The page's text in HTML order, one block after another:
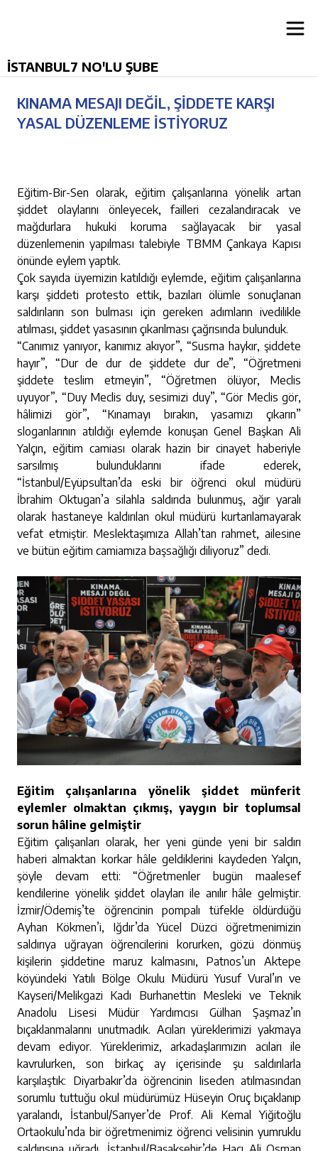
İSTANBUL7 NO'LU ŞUBE
KINAMA MESAJI DEĞİL, ŞİDDETE KARŞI
YASAL DÜZENLEME İSTİYORUZ
Eğitim-Bir-Sen olarak, eğitim çalışanlarına yönelik artan
şiddet olaylarını önleyecek, failleri cezalandıracak ve
mağdurlara hukuki koruma sağlayacak bir yasal
düzenlemenin yapılması talebiyle TBMM Çankaya Kapısı
önünde eylem yaptık.
Çok sayıda üyemizin katıldığı eylemde, eğitim çalışanlarına
karşı şiddeti protesto ettik, bazıları ölümle sonuçlanan
saldırıların son bulması için gereken adımların ivedilikle
atılması, şiddet yasasının çıkarılması çağrısında bulunduk.
“Canımız yanıyor, kanımız akıyor”, “Susma haykır, şiddete
hayır”, “Dur de dur de şiddete dur de”, “Öğretmeni
şiddete teslim etmeyin”, “Öğretmen ölüyor, Meclis
uyuyor”, “Duy Meclis duy, sesimizi duy”, “Gör Meclis gör,
hâlimizi gör”, “Kınamayı bırakın, yasamızı çıkarın”
sloganlarının atıldığı eylemde konuşan Genel Başkan Ali
Yalçın, eğitim camiası olarak hazin bir cinayet haberiyle
sarsılmış bulunduklarını ifade ederek,
“İstanbul/Eyüpsultan’da eski bir öğrenci okul müdürü
İbrahim Oktugan’a silahla saldırıda bulunmuş, ağır yaralı
olarak hastaneye kaldırılan okul müdürü kurtarılamayarak
vefat etmiştir. Meslektaşımıza Allah’tan rahmet, ailesine
ve bütün eğitim camiamıza başsağlığı diliyoruz” dedi.
Eğitim çalışanlarına yönelik şiddet münferit
eylemler olmaktan çıkmış, yaygın bir toplumsal
sorun hâline gelmiştir
Eğitim çalışanları olarak, her yeni günde yeni bir saldırı
haberi almaktan korkar hâle geldiklerini kaydeden Yalçın,
şöyle devam etti: “Öğretmenler bugün maalesef
kendilerine yönelik şiddet olayları ile anılır hâle gelmiştir.
İzmir/Ödemiş’te öğrencinin pompalı tüfekle öldürdüğü
Ayhan Kökmen’i, Iğdır’da Yücel Düzci öğretmenimizin
saldırıya uğrayan öğrencilerini korurken, gözü dönmüş
kişilerin şiddetine maruz kalmasını, Patnos’un Aktepe
köyündeki Yatılı Bölge Okulu Müdürü Yusuf Vural’ın ve
Kayseri/Melikgazi Kadı Burhanettin Mesleki ve Teknik
Anadolu Lisesi Müdür Yardımcısı Gülhan Şaşmaz’ın
bıçaklanmalarını unutmadık. Acıları yüreklerimizi yakmaya
devam ediyor. Yüreklerimiz, arkadaşlarımızın acıları ile
kavrulurken, son birkaç ay içerisinde şu saldırılarla
karşılaştık: Diyarbakır’da öğrencinin liseden atılmasından
sorumlu tuttuğu okul müdürümüz Hüseyin Oruç bıçaklanıp
yaralandı, İstanbul/Sarıyer’de Prof. Ali Kemal Yiğitoğlu
Ortaokulu’nda bir öğretmenimiz öğrenci velisinin yumruklu